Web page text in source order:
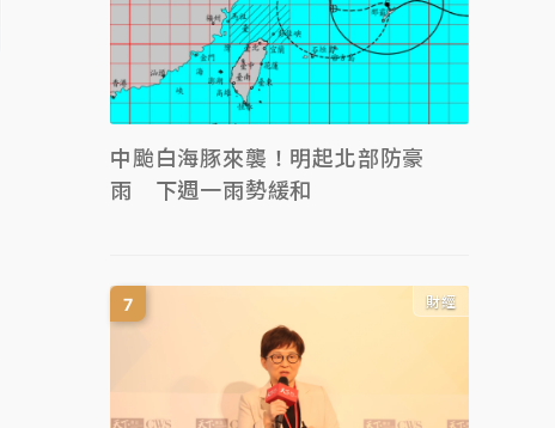
中颱白海豚來襲！明起北部防豪
雨 下週一雨勢緩和
財經